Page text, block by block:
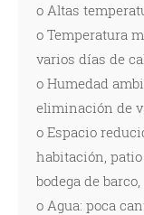
o Altas
o Temperatura
varios días de
o Humedad
eliminación de
o Espacio
habitación,
bodega de barco,
o Agua: poca